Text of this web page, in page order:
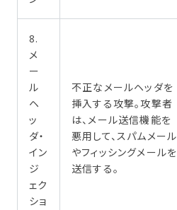
8.
メ
ー
ル
ヘ
ッ
ダ・
イン
ジ
ェク
ショ
不正なメールヘッダを
挿入する攻撃。攻撃者
は、メール送信機能を
悪用して、スパムメール
やフィッシングメールを
送信する。